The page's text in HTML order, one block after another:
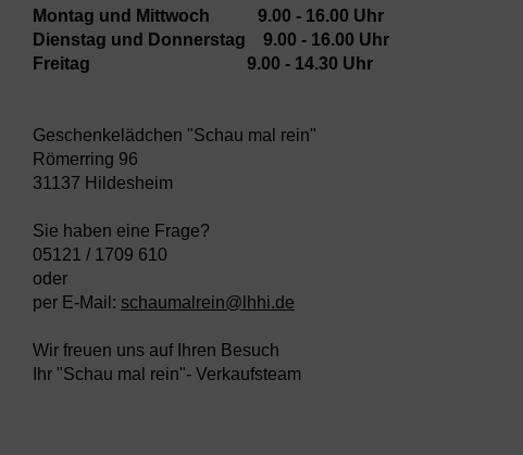
Montag und Mittwoch 9.00 - 16.00 Uhr
Dienstag und Donnerstag 9.00 - 16.00 Uhr
Freitag 9.00 - 14.30 Uhr
Geschenkelädchen "Schau mal rein"
Römerring 96
31137 Hildesheim
Sie haben eine Frage?
05121 / 1709 610
oder
per E-Mail: schaumalrein@lhhi.de
Wir freuen uns auf Ihren Besuch
Ihr "Schau mal rein"- Verkaufsteam